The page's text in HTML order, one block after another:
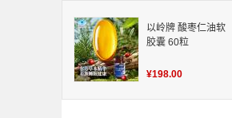
以岭牌 酸枣仁油软
胶囊 60粒
¥198.00